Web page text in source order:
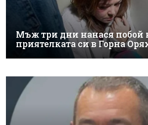
Мъж три дни нанася побой
приятелката си в Горна